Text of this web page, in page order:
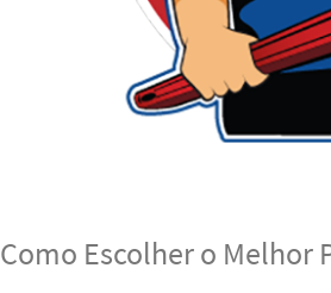
Como Escolher o Melhor